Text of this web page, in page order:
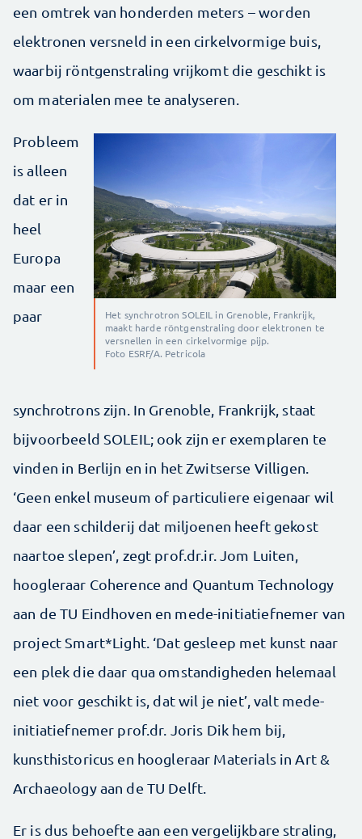
een omtrek van honderden meters – worden
elektronen versneld in een cirkelvormige buis,
waarbij röntgenstraling vrijkomt die geschikt is
om materialen mee te analyseren.
Het synchrotron SOLEIL in Grenoble, Frankrijk,
maakt harde röntgenstraling door elektronen te
versnellen in een cirkelvormige pijp.
Foto ESRF/A. Petricola
Probleem
is alleen
dat er in
heel
Europa
maar een
paar
synchrotrons zijn. In Grenoble, Frankrijk, staat
bijvoorbeeld SOLEIL; ook zijn er exemplaren te
vinden in Berlijn en in het Zwitserse Villigen.
‘Geen enkel museum of particuliere eigenaar wil
daar een schilderij dat miljoenen heeft gekost
naartoe slepen’, zegt prof.dr.ir. Jom Luiten,
hoogleraar Coherence and Quantum Technology
aan de TU Eindhoven en mede-initiatiefnemer van
project Smart*Light. ‘Dat gesleep met kunst naar
een plek die daar qua omstandigheden helemaal
niet voor geschikt is, dat wil je niet’, valt mede-
initiatiefnemer prof.dr. Joris Dik hem bij,
kunsthistoricus en hoogleraar Materials in Art &
Archaeology aan de TU Delft.
Er is dus behoefte aan een vergelijkbare straling,